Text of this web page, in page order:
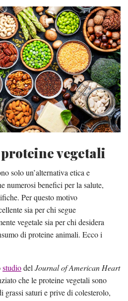
vegetali
solo un’alternativa etica e
numerosi benefici per la salute,
Per questo motivo
sia per chi segue
vegetale sia per chi desidera
di proteine animali. Ecco i
studiodelJournal of American Heart
che le proteine vegetali sono
grassi saturi e prive di colesterolo,